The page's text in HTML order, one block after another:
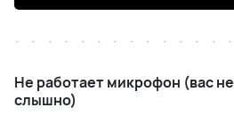
Не работает микрофон (вас не
слышно)